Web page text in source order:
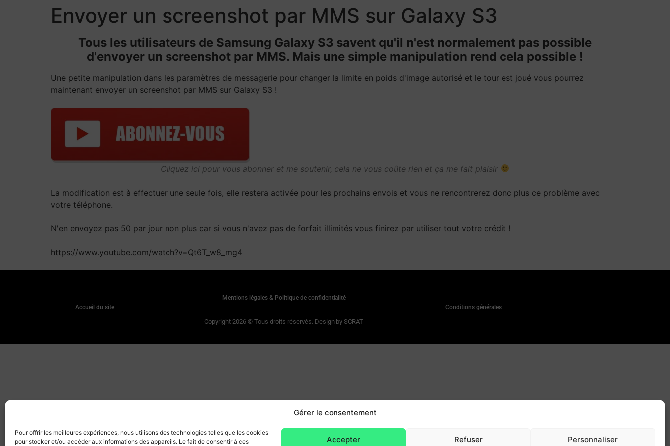
Gérer le consentement
Pour offrir les meilleures expériences, nous utilisons des technologies telles que les cookies
pour stocker et/ou accéder aux informations des appareils. Le fait de consentir à ces
Accepter Refuser Personnaliser
Envoyer un screenshot par MMS sur Galaxy S3
Tous les utilisateurs de Samsung Galaxy S3 savent qu'il n'est normalement pas possible
d'envoyer un screenshot par MMS. Mais une simple manipulation rend cela possible !
Une petite manipulation dans les paramètres de messagerie pour changer la limite en poids d'image autorisé et le tour est joué vous pourrez
maintenant envoyer un screenshot par MMS sur Galaxy S3 !
Cliquez ici pour vous abonner et me soutenir, cela ne vous coûte rien et ça me fait plaisir
La modification est à effectuer une seule fois, elle restera activée pour les prochains envois et vous ne rencontrerez donc plus ce problème avec
votre téléphone.
N'en envoyez pas 50 par jour non plus car si vous n'avez pas de forfait illimités vous finirez par utiliser tout votre crédit !
https://www.youtube.com/watch?v=Qt6T_w8_mg4
Accueil du site
Mentions légales & Politique de confidentialité
Copyright 2026 © Tous droits réservés. Design by SCRAT
Conditions générales